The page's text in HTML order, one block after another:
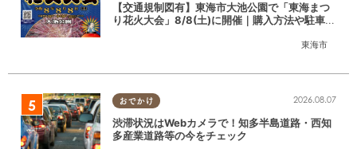
東海市
【交通規制図有】東海市大池公園で「東海まつ
り花火大会」8/8(土)に開催｜購入方法や駐車場
おでかけ 2026.08.07
渋滞状況はWebカメラで！知多半島道路・西知
多産業道路等の今をチェック